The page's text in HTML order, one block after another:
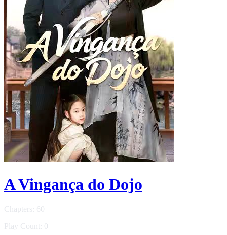
A Vingança do Dojo
Chapters: 60
Play Count: 0